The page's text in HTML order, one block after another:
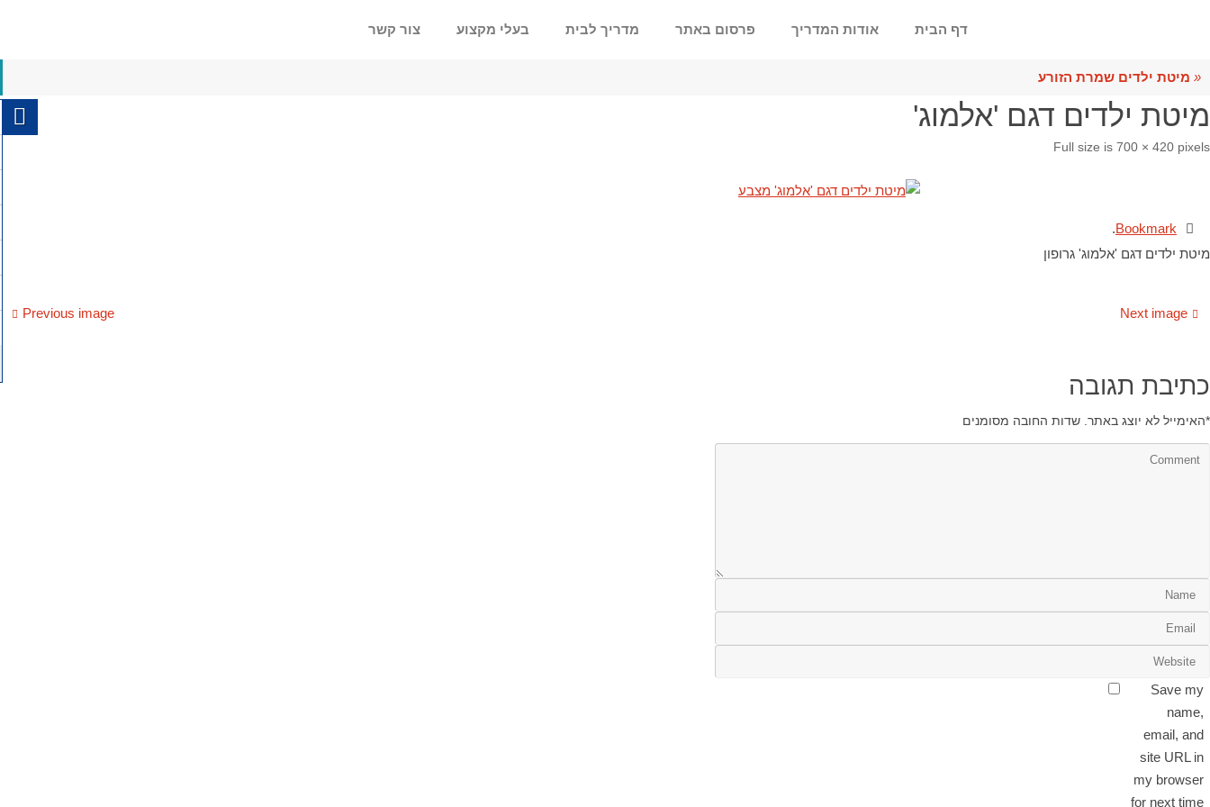
דף הבית אודות המדריך פרסום באתר מדריך לבית בעלי מקצוע צור קשר
« מיטת ילדים שמרת הזורע
מיטת ילדים דגם 'אלמוג'
Full size is 700 × 420 pixels
Bookmark
.
מיטת ילדים דגם 'אלמוג' גרופון
Previous image Next image
כתיבת תגובה
האימייל לא יוצג באתר. שדות החובה מסומנים *
Save my
name,
email, and
site URL in
my browser
for next time